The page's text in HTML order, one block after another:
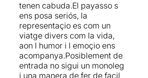
tenen cabuda.El payasso s
ens posa seriós, la
representaçio es com un
viatge divers com la vida,
aon l humor i l emoçio ens
acompanya.Posiblement de
entrada no sigui un monoleg
i una manera de fer de facil